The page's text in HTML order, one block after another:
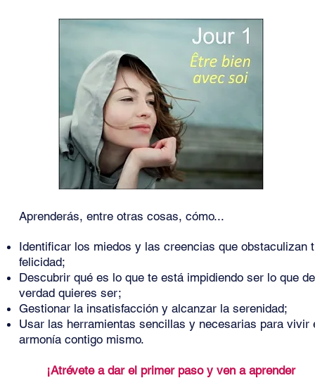
Aprenderás, entre otras cosas, cómo...
Identificar los miedos y las creencias que obstaculizan
felicidad;
Descubrir qué es lo que te está impidiendo ser lo que de
verdad quieres ser;
Gestionar la insatisfacción y alcanzar la serenidad;
Usar las herramientas sencillas y necesarias para vivir
armonía contigo mismo.
¡Atrévete a dar el primer paso y ven a aprender